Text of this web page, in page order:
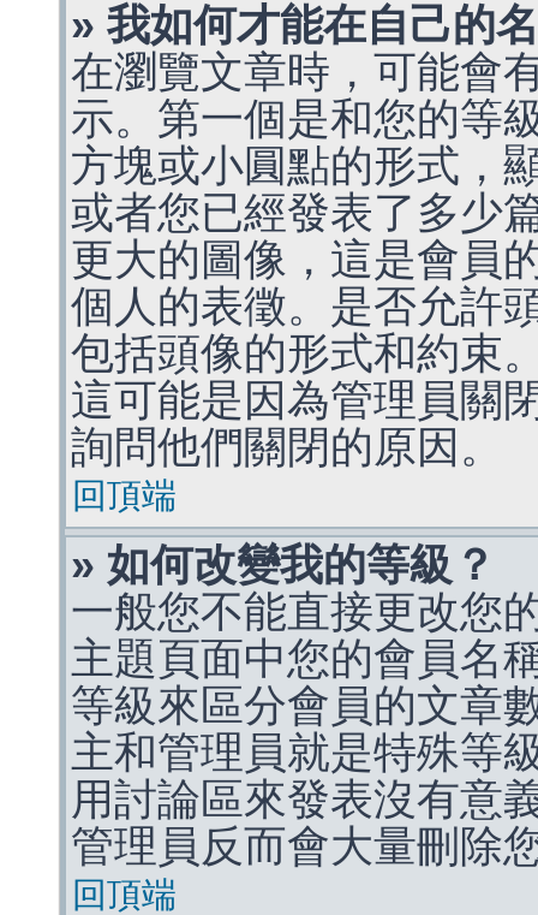
» 我如何才能在自己的
在瀏覽文章時，可能會
示。第一個是和您的等
方塊或小圓點的形式，
或者您已經發表了多少
更大的圖像，這是會員
個人的表徵。是否允許
包括頭像的形式和約束
這可能是因為管理員關
詢問他們關閉的原因。
回頂端
» 如何改變我的等級？
一般您不能直接更改您
主題頁面中您的會員名
等級來區分會員的文章
主和管理員就是特殊等
用討論區來發表沒有意
管理員反而會大量刪除
回頂端